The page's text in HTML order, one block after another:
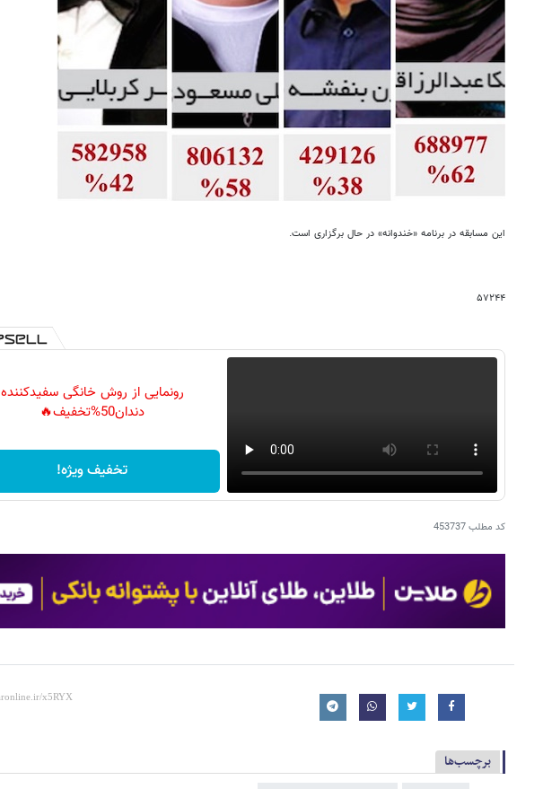
این مسابقه در برنامه «خندوانه» در حال برگزاری است.
۵۷۲۴۴
رونمایی از روش خانگی سفیدکننده
دندان50%تخفیف🔥
تخفیف ویژه!
کد مطلب453737
برچسب‌ها